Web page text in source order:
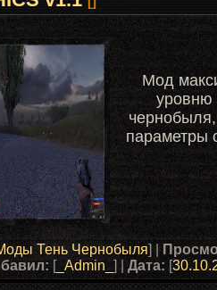
Мод
уровню
параметры
Тень Чернобыля] |
[_Admin_ ] | Дата: [